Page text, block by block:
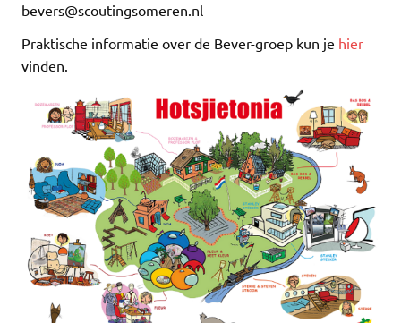
bevers@scoutingsomeren.nl
Praktische informatie over de Bever-groep kun je hier
vinden.